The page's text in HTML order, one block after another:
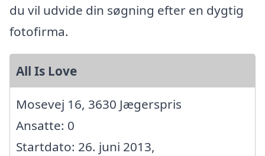
du vil udvide din søgning efter en dygtig
fotofirma.
All Is Love
Mosevej 16, 3630 Jægerspris
Ansatte: 0
Startdato: 26. juni 2013,